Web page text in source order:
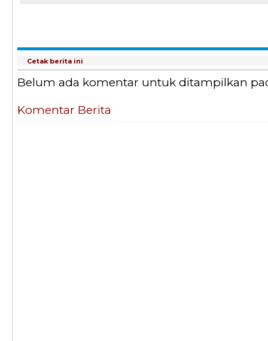
Cetak berita ini
Belum ada komentar untuk ditampilkan
Komentar Berita